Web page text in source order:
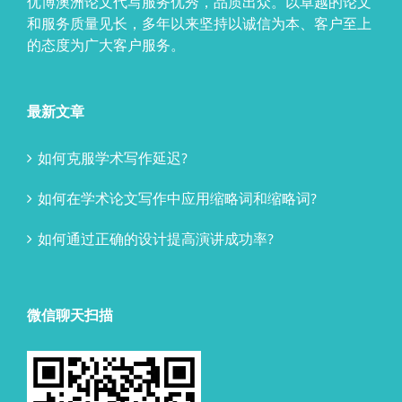
和服务质量见长，多年以来坚持以诚信为本、客户至上
的态度为广大客户服务。
最新文章
如何克服学术写作延迟?
如何在学术论文写作中应用缩略词和缩略词?
如何通过正确的设计提高演讲成功率?
微信聊天扫描